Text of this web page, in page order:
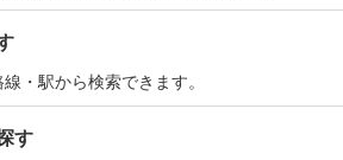
・駅から検索できます。
す